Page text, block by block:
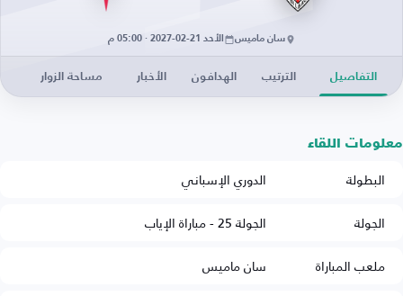
سان ماميس الأحد 21-02-2027 · 05:00 م
التفاصيل الترتيب الهدافون الأخبار مساحة الزوار
معلومات اللقاء
البطولة
الدوري الإسباني
الجولة
الجولة 25 - مباراة الإياب
ملعب المباراة
سان ماميس